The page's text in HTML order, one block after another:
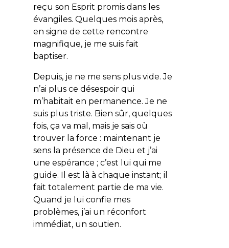
reçu son Esprit promis dans les
évangiles. Quelques mois après,
en signe de cette rencontre
magnifique, je me suis fait
baptiser.
Depuis, je ne me sens plus vide. Je
n’ai plus ce désespoir qui
m’habitait en permanence. Je ne
suis plus triste. Bien sûr, quelques
fois, ça va mal, mais je sais où
trouver la force : maintenant je
sens la présence de Dieu et j’ai
une espérance ; c’est lui qui me
guide. Il est là à chaque instant; il
fait totalement partie de ma vie.
Quand je lui confie mes
problèmes, j’ai un réconfort
immédiat, un soutien.